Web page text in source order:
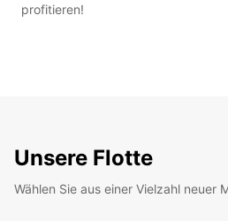
profitieren!
Unsere Flotte
Wählen Sie aus einer Vielzahl neuer